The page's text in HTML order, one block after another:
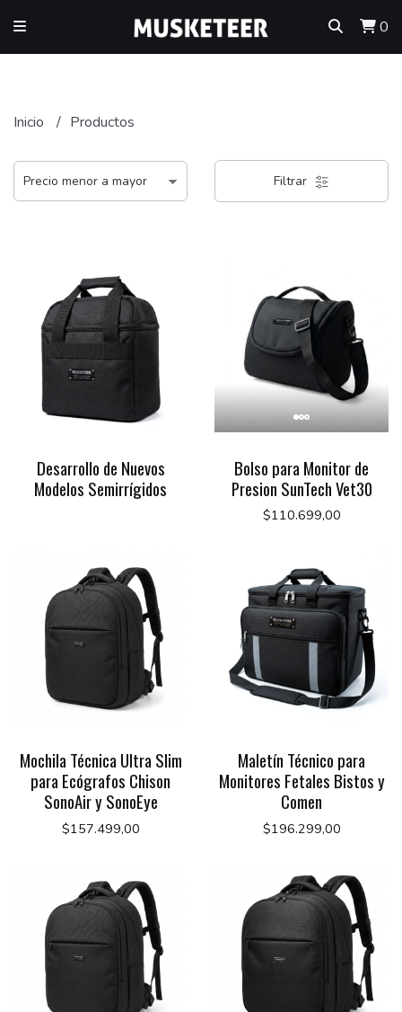
0
Inicio Productos
Filtrar
Desarrollo de Nuevos
Modelos Semirrígidos
Bolso para Monitor de
Presion SunTech Vet30
$110.699,00
Mochila Técnica Ultra Slim
para Ecógrafos Chison
SonoAir y SonoEye
$157.499,00
Maletín Técnico para
Monitores Fetales Bistos y
Comen
$196.299,00